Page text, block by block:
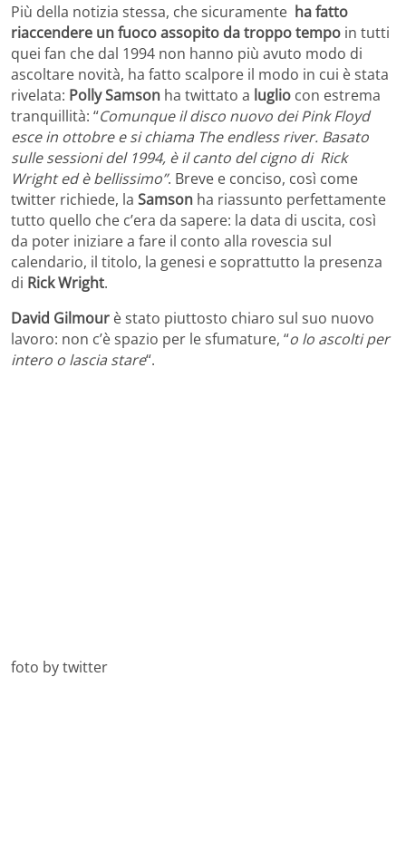
Più della notizia stessa, che sicuramente ha fatto
riaccendere un fuoco assopito da troppo tempo in tutti
quei fan che dal 1994 non hanno più avuto modo di
ascoltare novità, ha fatto scalpore il modo in cui è stata
rivelata: Polly Samson ha twittato a luglio con estrema
tranquillità: “Comunque il disco nuovo dei Pink Floyd
esce in ottobre e si chiama The endless river. Basato
sulle sessioni del 1994, è il canto del cigno di Rick
Wright ed è bellissimo”. Breve e conciso, così come
twitter richiede, la Samson ha riassunto perfettamente
tutto quello che c’era da sapere: la data di uscita, così
da poter iniziare a fare il conto alla rovescia sul
calendario, il titolo, la genesi e soprattutto la presenza
di Rick Wright.
David Gilmour è stato piuttosto chiaro sul suo nuovo
lavoro: non c’è spazio per le sfumature, “o lo ascolti per
intero o lascia stare“.
foto by twitter